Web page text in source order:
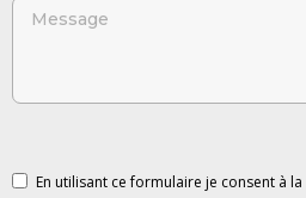
En utilisant ce formulaire je consent à la